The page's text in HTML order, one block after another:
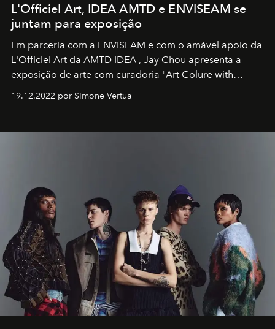
L'Officiel Art, IDEA AMTD e ENVISEAM se
juntam para exposição
Em parceria com a ENVISEAM e com o amável apoio da
L'Officiel Art da AMTD IDEA , Jay Chou apresenta a
exposição de arte com curadoria "Art Colure with
19.12.2022 por SImone Vertua